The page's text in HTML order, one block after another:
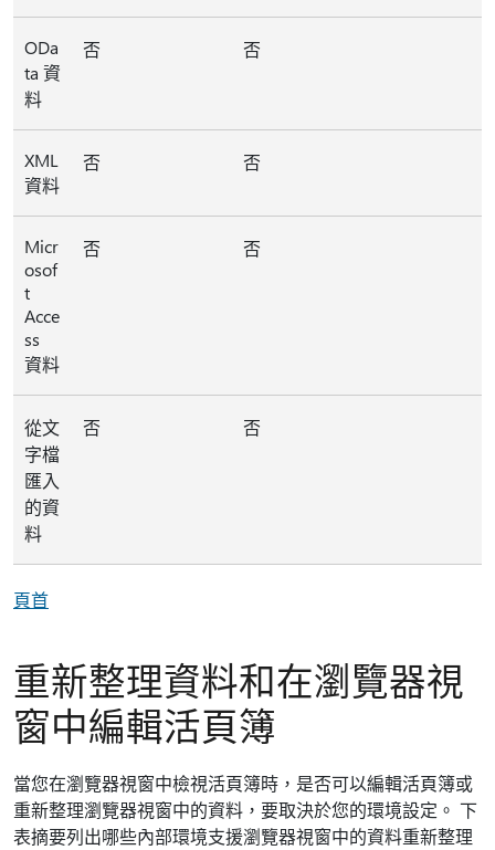
ODa
ta 資
料
否 否
XML
資料
否 否
Micr
osof
t
Acce
ss
資料
否 否
從文
字檔
匯入
的資
料
否 否
頁首
重新整理資料和在瀏覽器視
窗中編輯活頁簿
當您在瀏覽器視窗中檢視活頁簿時，是否可以編輯活頁簿或
重新整理瀏覽器視窗中的資料，要取決於您的環境設定。 下
表摘要列出哪些內部環境支援瀏覽器視窗中的資料重新整理